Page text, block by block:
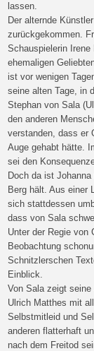
lassen.
Der alternde
zurückgekommen.
Schauspielerin
ehemaligen
ist vor wenigen
seine alten Tage, in
Stephan von Sala
den anderen
verstanden, dass er
Auge gehabt hätte.
sei den
Doch da ist
Berg hält. Aus einer
sich stattdessen
dass von Sala
Unter der Regie von
Beobachtung
Schnitzlerschen
Einblick.
Von Sala zeigt
Ulrich Matthes mit
Selbstmitleid und
anderen flatterhaft
nach dem Freitod